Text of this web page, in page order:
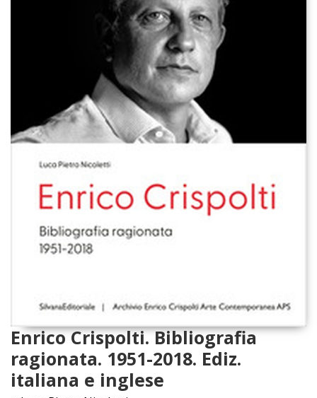
Enrico Crispolti. Bibliografia
ragionata. 1951-2018. Ediz.
italiana e inglese